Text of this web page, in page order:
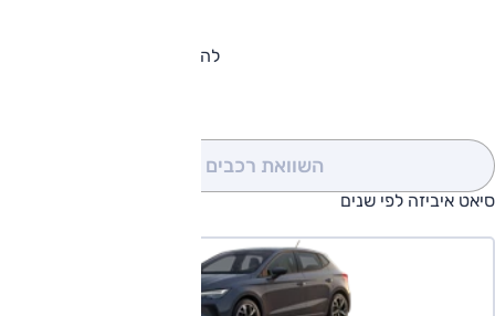
להורדת קטלוג סיאט איביזה
השוואת רכבים
סיאט איביזה לפי שנים